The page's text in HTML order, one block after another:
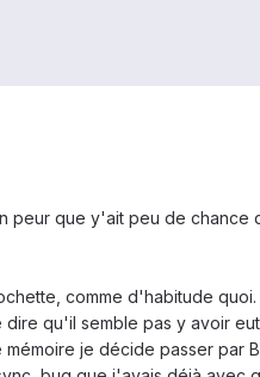
que y'ait peu de chance
comme d'habitude
qu'il semble pas y avoir
je décide passer par